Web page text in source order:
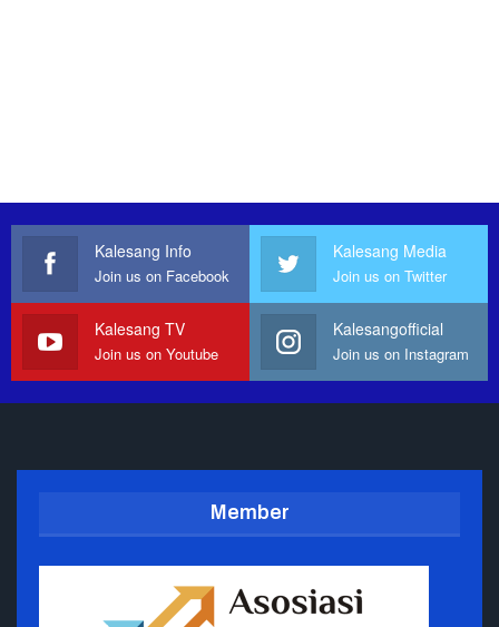
Kalesang Info
Join us on Facebook
Kalesang Media
Join us on Twitter
Kalesang TV
Join us on Youtube
Kalesangofficial
Join us on Instagram
Member